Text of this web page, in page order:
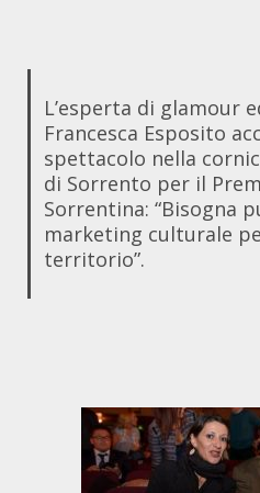
L’esperta di glamour
Francesca Esposito
spettacolo nella
di Sorrento per il
Sorrentina: “Bisogna
marketing culturale
territorio”.